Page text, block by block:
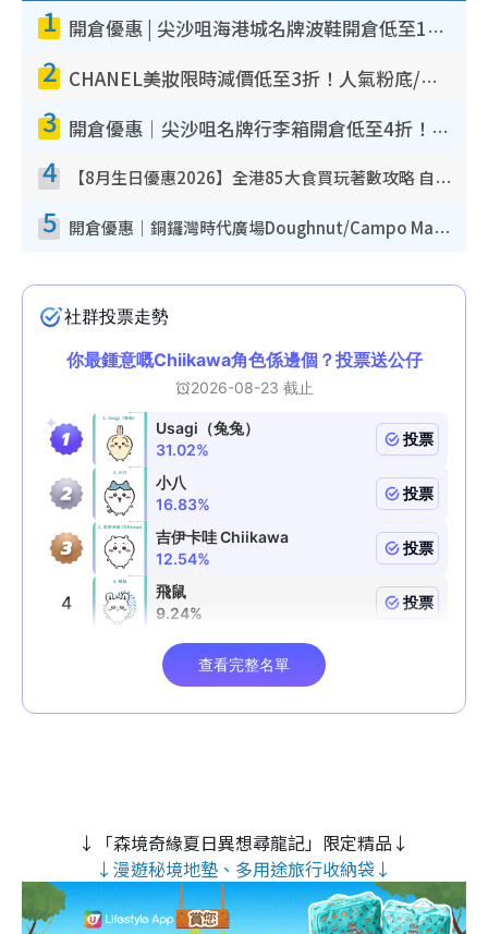
1 開倉優惠 | 尖沙咀海港城名牌波鞋開倉低至1折！On鞋$899起／Joy&Peace鞋履$98起
2 CHANEL美妝限時減價低至3折！人氣粉底/唇膏/精華液低至$275！COCO香水都有平
3 開倉優惠｜尖沙咀名牌行李箱開倉低至4折！一連5日 American Tourister/ace./Hallmark $200起！
4 【8月生日優惠2026】全港85大食買玩著數攻略 自助餐/火鍋放題同行免費＋誠品/DONKI送現金券
5 開倉優惠｜銅鑼灣時代廣場Doughnut/Campo Marzio開倉低至1折！背囊、書包、手袋劈價$200起
↓「森境奇緣夏日異想尋龍記」限定精品↓
↓漫遊秘境地墊、多用途旅行收納袋↓